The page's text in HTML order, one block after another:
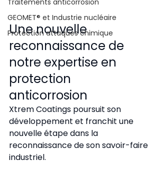
Traitements anticorrosion
GEOMET® et Industrie nucléaire
Protection attaques chimique
Une nouvelle
reconnaissance de
notre expertise en
protection
anticorrosion
Xtrem Coatings poursuit son
développement et franchit une
nouvelle étape dans la
reconnaissance de son savoir-faire
industriel.